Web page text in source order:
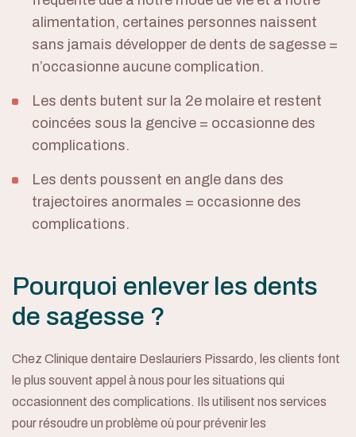
alimentation, certaines personnes naissent
sans jamais développer de dents de sagesse =
n’occasionne aucune complication.
Les dents butent sur la 2e molaire et restent
coincées sous la gencive = occasionne des
complications.
Les dents poussent en angle dans des
trajectoires anormales = occasionne des
complications.
Pourquoi enlever les dents
de sagesse ?
Chez Clinique dentaire Deslauriers Pissardo, les clients font
le plus souvent appel à nous pour les situations qui
occasionnent des complications. Ils utilisent nos services
pour résoudre un problème où pour prévenir les